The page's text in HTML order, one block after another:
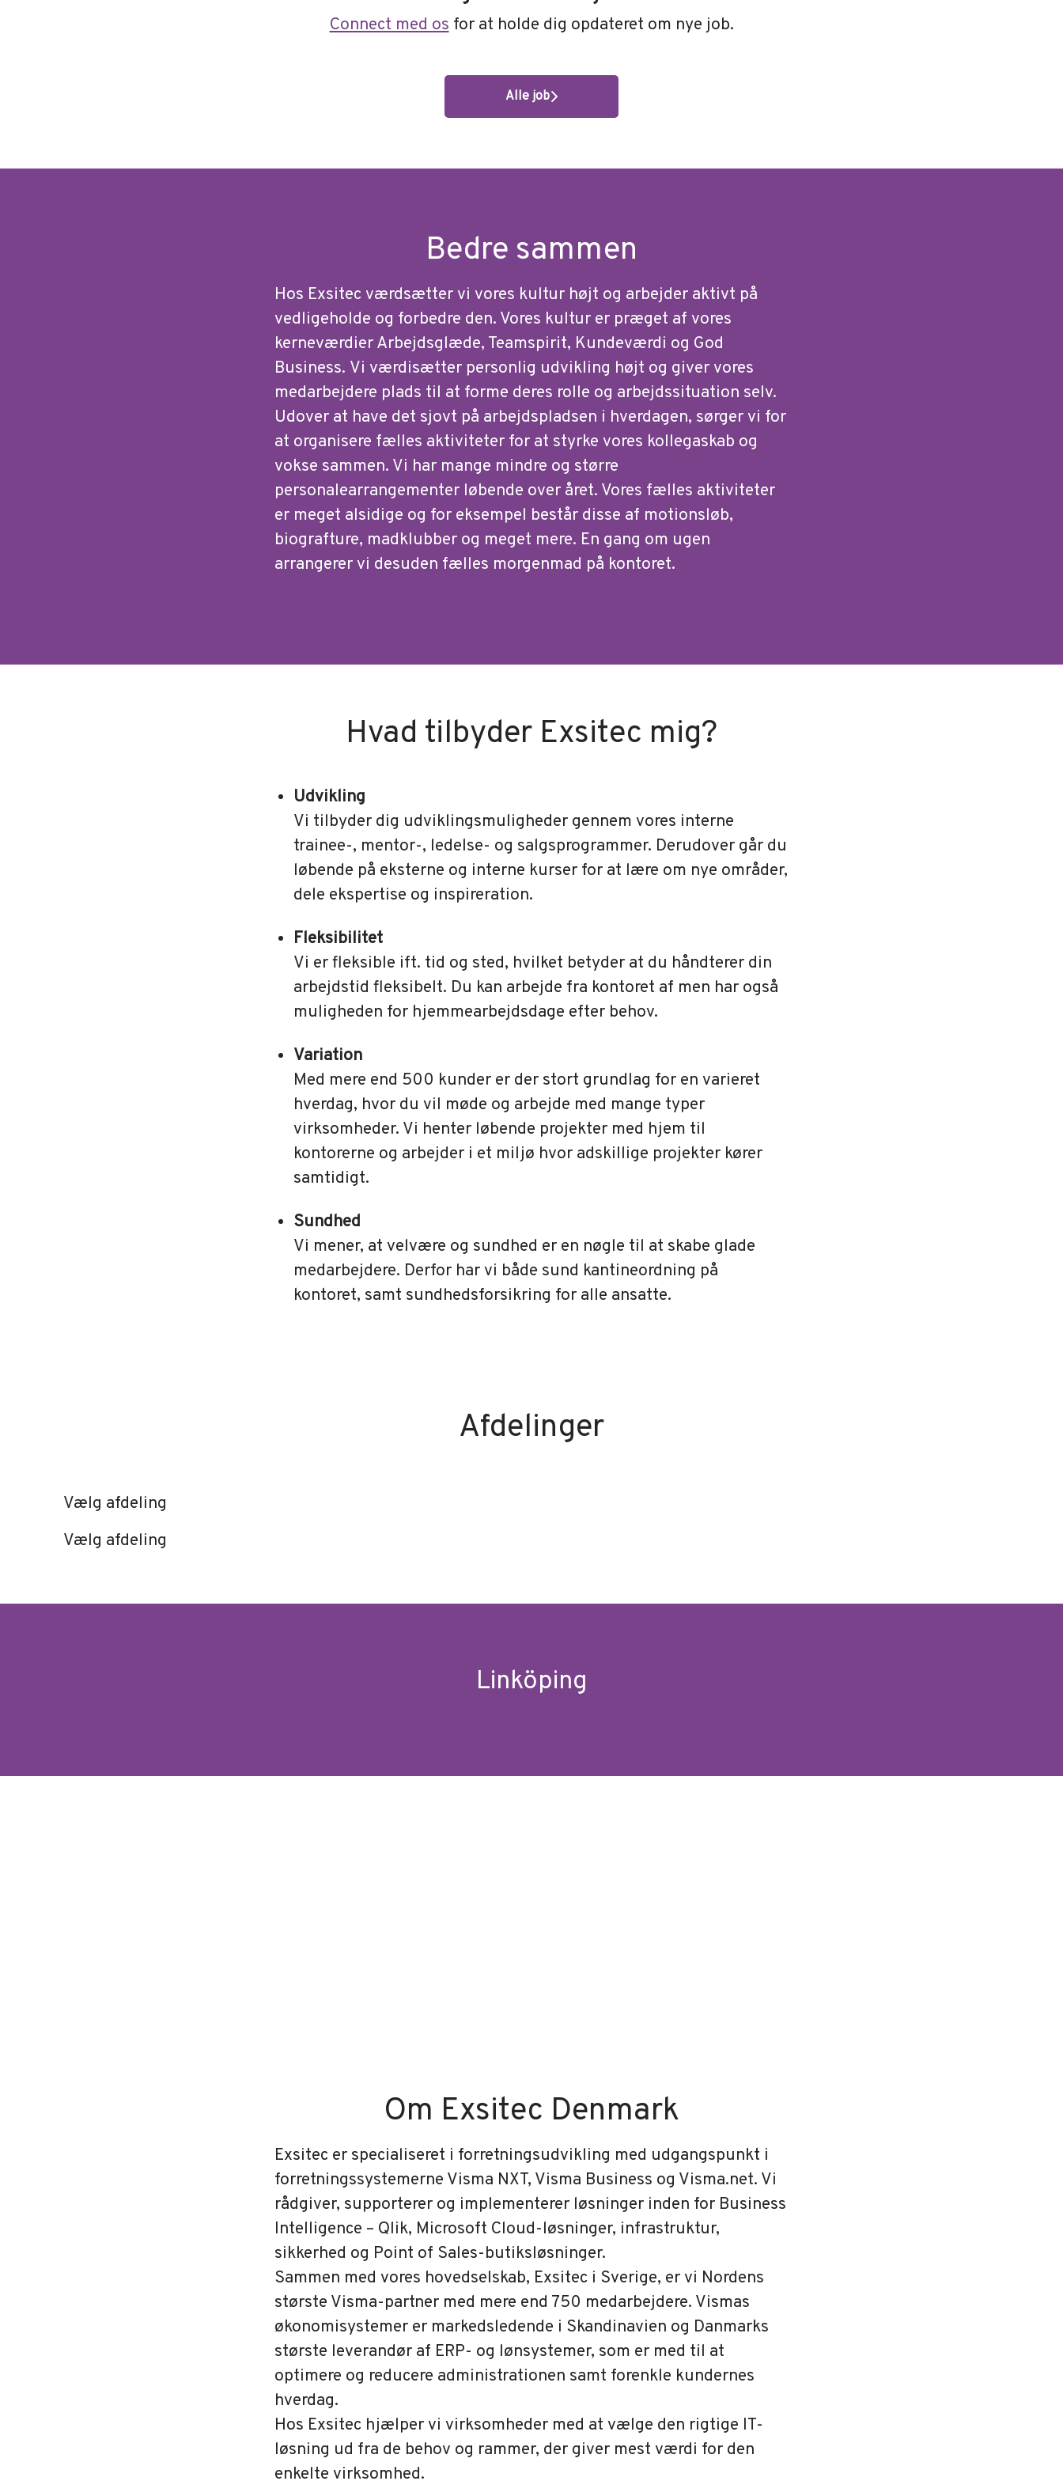
Connect med os for at holde dig opdateret om nye job.
Alle job
Bedre sammen
Hos Exsitec værdsætter vi vores kultur højt og arbejder aktivt på
vedligeholde og forbedre den. Vores kultur er præget af vores
kerneværdier Arbejdsglæde, Teamspirit, Kundeværdi og God
Business. Vi værdisætter personlig udvikling højt og giver vores
medarbejdere plads til at forme deres rolle og arbejdssituation selv.
Udover at have det sjovt på arbejdspladsen i hverdagen, sørger vi for
at organisere fælles aktiviteter for at styrke vores kollegaskab og
vokse sammen. Vi har mange mindre og større
personalearrangementer løbende over året. Vores fælles aktiviteter
er meget alsidige og for eksempel består disse af motionsløb,
biografture, madklubber og meget mere. En gang om ugen
arrangerer vi desuden fælles morgenmad på kontoret.
Hvad tilbyder Exsitec mig?
Udvikling
Vi tilbyder dig udviklingsmuligheder gennem vores interne
trainee-, mentor-, ledelse- og salgsprogrammer. Derudover går du
løbende på eksterne og interne kurser for at lære om nye områder,
dele ekspertise og inspireration.
Fleksibilitet
Vi er fleksible ift. tid og sted, hvilket betyder at du håndterer din
arbejdstid fleksibelt. Du kan arbejde fra kontoret af men har også
muligheden for hjemmearbejdsdage efter behov.
Variation
Med mere end 500 kunder er der stort grundlag for en varieret
hverdag, hvor du vil møde og arbejde med mange typer
virksomheder. Vi henter løbende projekter med hjem til
kontorerne og arbejder i et miljø hvor adskillige projekter kører
samtidigt.
Sundhed
Vi mener, at velvære og sundhed er en nøgle til at skabe glade
medarbejdere. Derfor har vi både sund kantineordning på
kontoret, samt sundhedsforsikring for alle ansatte.
Afdelinger
Vælg afdeling
Vælg afdeling
Linköping
Om Exsitec Denmark
Exsitec er specialiseret i forretningsudvikling med udgangspunkt i
forretningssystemerne Visma NXT, Visma Business og Visma.net. Vi
rådgiver, supporterer og implementerer løsninger inden for Business
Intelligence – Qlik, Microsoft Cloud-løsninger, infrastruktur,
sikkerhed og Point of Sales-butiksløsninger.
Sammen med vores hovedselskab, Exsitec i Sverige, er vi Nordens
største Visma-partner med mere end 750 medarbejdere. Vismas
økonomisystemer er markedsledende i Skandinavien og Danmarks
største leverandør af ERP- og lønsystemer, som er med til at
optimere og reducere administrationen samt forenkle kundernes
hverdag.
Hos Exsitec hjælper vi virksomheder med at vælge den rigtige IT-
løsning ud fra de behov og rammer, der giver mest værdi for den
enkelte virksomhed.